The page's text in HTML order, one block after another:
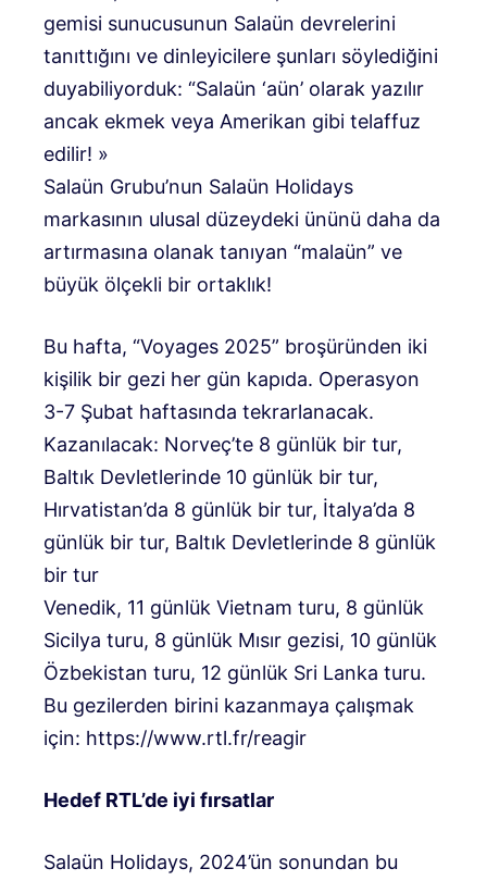
gemisi sunucusunun Salaün devrelerini
tanıttığını ve dinleyicilere şunları söylediğini
duyabiliyorduk: “Salaün ‘aün’ olarak yazılır
ancak ekmek veya Amerikan gibi telaffuz
edilir! »
Salaün Grubu’nun Salaün Holidays
markasının ulusal düzeydeki ününü daha da
artırmasına olanak tanıyan “malaün” ve
büyük ölçekli bir ortaklık!
Bu hafta, “Voyages 2025” broşüründen iki
kişilik bir gezi her gün kapıda. Operasyon
3-7 Şubat haftasında tekrarlanacak.
Kazanılacak: Norveç’te 8 günlük bir tur,
Baltık Devletlerinde 10 günlük bir tur,
Hırvatistan’da 8 günlük bir tur, İtalya’da 8
günlük bir tur, Baltık Devletlerinde 8 günlük
bir tur
Venedik, 11 günlük Vietnam turu, 8 günlük
Sicilya turu, 8 günlük Mısır gezisi, 10 günlük
Özbekistan turu, 12 günlük Sri Lanka turu.
Bu gezilerden birini kazanmaya çalışmak
için: https://www.rtl.fr/reagir
Hedef RTL’de iyi fırsatlar
Salaün Holidays, 2024’ün sonundan bu